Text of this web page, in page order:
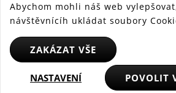
CS SK HU
© 2025 WMF - Všechna práva
Abychom mohli náš web
návštěvnícíh ukládat soubory
ZAKÁZAT VŠE
NASTAVENÍ POVOLIT